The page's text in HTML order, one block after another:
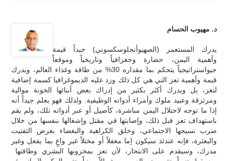
د. مهيوب الحسام
يدرك المستعمر (الصهيوأنجلوسكسوني) جيداً قيمة
وأهمية اليمن، حضارة وجغرافياً وتاريخياً وموقعاً
جيواستراتيجياً يتحكم بما مقداره 30% من طاقة وغذاء العالم، ويدرك
قيمة وأهمية تعز التي هي كل ذلك وزد عليه الديموغرافيا كسمة إضافية
لتغز، بل ويدرك أكثر بكثير من إدراك بعض أبنائها الخونة موالية
ومرتزقة وعبيد ملوك وأمراء أدواته الوظيفية. ولذلك فهو يعلم جيداً أنه
إذا ما توجه لاحتلال اليمن مباشرة، كأصيل أو عبر أدواته تلك، ولم يقم
باستهداف تعز قبل ذلك، وإصابتها في مقتل وإشغالها بنفسها من خلال
ضرب نسيجها الاجتماعي، وخلق الكراهية والبغضاء بغرض التفتيت
والبعثرة، فإنه عندئذ سيكون إما مغفلاً أو مختلاً غير واعٍ بما يفعل وغير
مدرك، وسيقدم على الانتحار، لأن تعز بمخزونها البشري وطاقتها